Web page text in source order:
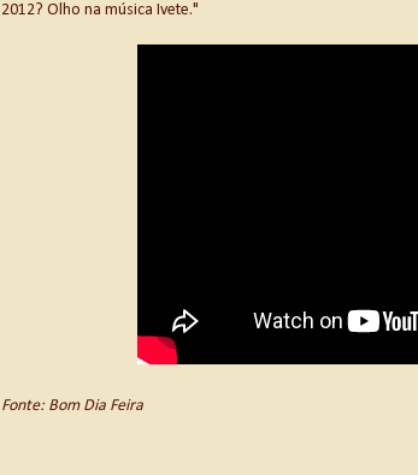
2012? Olho na música Ivete."
Fonte: Bom Dia Feira